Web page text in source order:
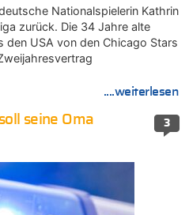
Nationalspielerin Kathrin
zurück. Die 34 Jahre alte
USA von den Chicago Stars
....weiterlesen
3
seine Oma